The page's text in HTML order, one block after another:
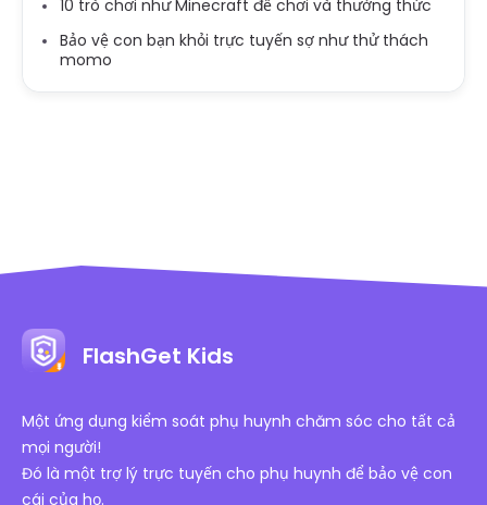
10 trò chơi như Minecraft để chơi và thưởng thức
Bảo vệ con bạn khỏi trực tuyến sợ như thử thách
momo
FlashGet Kids
Một ứng dụng kiểm soát phụ huynh chăm sóc cho tất cả
mọi người!
Đó là một trợ lý trực tuyến cho phụ huynh để bảo vệ con
cái của họ.